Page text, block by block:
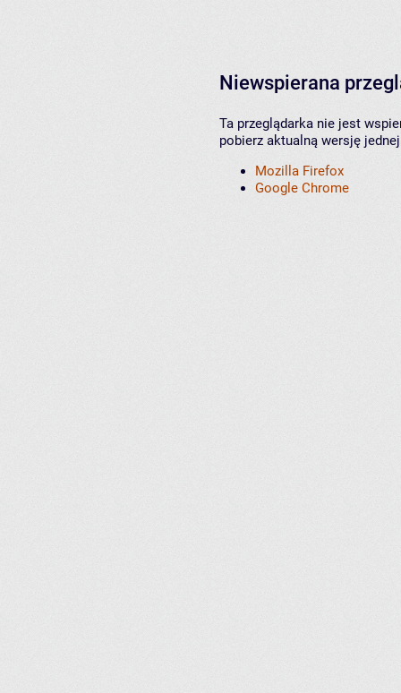
Niewspierana
Ta przeglądarka nie jest
pobierz aktualną wersję
Mozilla Firefox
Google Chrome